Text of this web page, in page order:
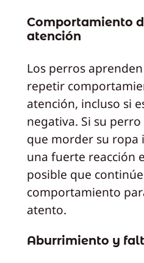
Comportamiento
atención
Los perros
repetir
atención, incluso si
negativa. Si su
que morder su ropa
una fuerte reacción
posible que
comportamiento
atento.
Aburrimiento y